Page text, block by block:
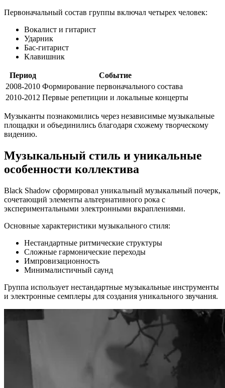
Первоначальный состав группы включал четырех человек:
Вокалист и гитарист
Ударник
Бас-гитарист
Клавишник
Период
Событие
2008-2010 Формирование первоначального состава
2010-2012 Первые репетиции и локальные концерты
Музыканты познакомились через независимые музыкальные
площадки и объединились благодаря схожему творческому
видению.
Музыкальный стиль и уникальные
особенности коллектива
Black Shadow сформировал уникальный музыкальный почерк,
сочетающий элементы альтернативного рока с
экспериментальными электронными вкраплениями.
Основные характеристики музыкального стиля:
Нестандартные ритмические структуры
Сложные гармонические переходы
Импровизационность
Минималистичный саунд
Группа использует нестандартные музыкальные инструменты
и электронные семплеры для создания уникального звучания.